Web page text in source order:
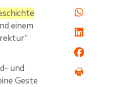
einem
und
Geste